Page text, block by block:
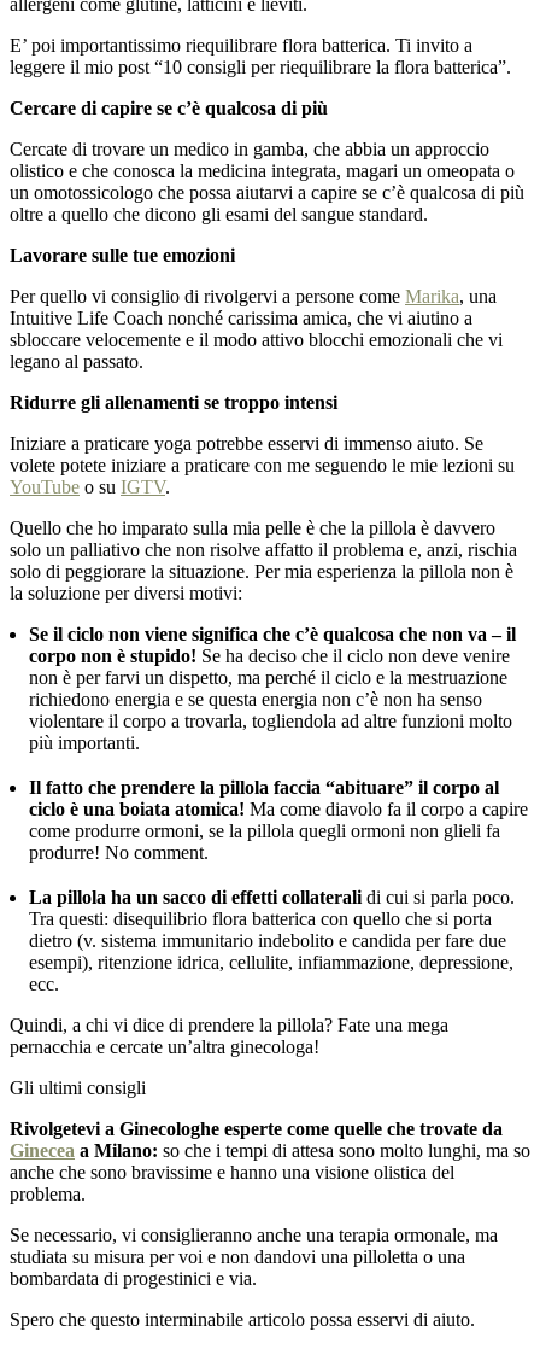
allergeni come glutine, latticini e lieviti.
E’ poi importantissimo riequilibrare flora batterica. Ti invito a
leggere il mio post “10 consigli per riequilibrare la flora batterica”.
Cercare di capire se c’è qualcosa di più
Cercate di trovare un medico in gamba, che abbia un approccio
olistico e che conosca la medicina integrata, magari un omeopata o
un omotossicologo che possa aiutarvi a capire se c’è qualcosa di più
oltre a quello che dicono gli esami del sangue standard.
Lavorare sulle tue emozioni
Per quello vi consiglio di rivolgervi a persone come Marika, una
Intuitive Life Coach nonché carissima amica, che vi aiutino a
sbloccare velocemente e il modo attivo blocchi emozionali che vi
legano al passato.
Ridurre gli allenamenti se troppo intensi
Iniziare a praticare yoga potrebbe esservi di immenso aiuto. Se
volete potete iniziare a praticare con me seguendo le mie lezioni su
YouTube o su IGTV.
Quello che ho imparato sulla mia pelle è che la pillola è davvero
solo un palliativo che non risolve affatto il problema e, anzi, rischia
solo di peggiorare la situazione. Per mia esperienza la pillola non è
la soluzione per diversi motivi:
Se il ciclo non viene significa che c’è qualcosa che non va – il
corpo non è stupido! Se ha deciso che il ciclo non deve venire
non è per farvi un dispetto, ma perché il ciclo e la mestruazione
richiedono energia e se questa energia non c’è non ha senso
violentare il corpo a trovarla, togliendola ad altre funzioni molto
più importanti.
Il fatto che prendere la pillola faccia “abituare” il corpo al
ciclo è una boiata atomica! Ma come diavolo fa il corpo a capire
come produrre ormoni, se la pillola quegli ormoni non glieli fa
produrre! No comment.
La pillola ha un sacco di effetti collaterali di cui si parla poco.
Tra questi: disequilibrio flora batterica con quello che si porta
dietro (v. sistema immunitario indebolito e candida per fare due
esempi), ritenzione idrica, cellulite, infiammazione, depressione,
ecc.
Quindi, a chi vi dice di prendere la pillola? Fate una mega
pernacchia e cercate un’altra ginecologa!
Gli ultimi consigli
Rivolgetevi a Ginecologhe esperte come quelle che trovate da
Ginecea a Milano: so che i tempi di attesa sono molto lunghi, ma so
anche che sono bravissime e hanno una visione olistica del
problema.
Se necessario, vi consiglieranno anche una terapia ormonale, ma
studiata su misura per voi e non dandovi una pilloletta o una
bombardata di progestinici e via.
Spero che questo interminabile articolo possa esservi di aiuto.